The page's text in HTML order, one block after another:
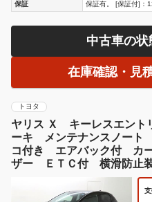
保証
保証有。 [保証付]：
中古車の
在庫確認・見
トヨタ
ヤリス Ｘ キーレスエント
ーキ メンテナンスノー
コ付き エアバック付 カ
ザー ＥＴＣ付 横滑防止